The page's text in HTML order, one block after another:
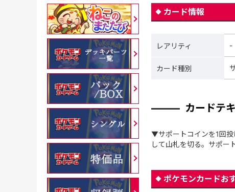
カード情報
レアリティ -
カード種別
カードテ
▼サポートコインを1回投
して山札を切る。サポー
ポケモンカードお